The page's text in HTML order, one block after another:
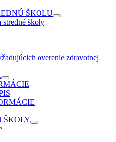
ŠKOLU
stredné školy
overenie zdravotnej
ŠKOLY